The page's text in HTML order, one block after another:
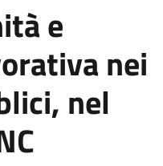
e
nei
nel